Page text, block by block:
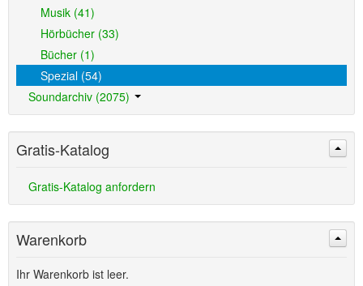
Musik (41)
Hörbücher (33)
Bücher (1)
Spezial (54)
Soundarchiv (2075)
Gratis-Katalog
Gratis-Katalog anfordern
Warenkorb
Ihr Warenkorb ist leer.